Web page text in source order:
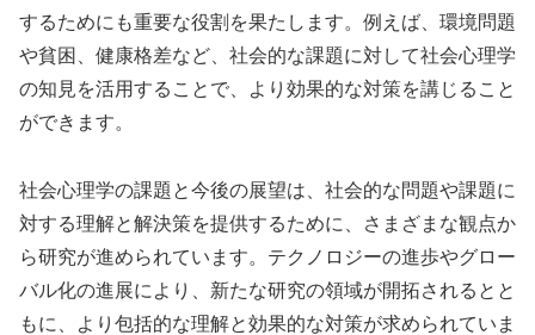
するためにも重要な役割を果たします。例えば、環境問題
や貧困、健康格差など、社会的な課題に対して社会心理学
の知見を活用することで、より効果的な対策を講じること
ができます。
社会心理学の課題と今後の展望は、社会的な問題や課題に
対する理解と解決策を提供するために、さまざまな観点か
ら研究が進められています。テクノロジーの進歩やグロー
バル化の進展により、新たな研究の領域が開拓されるとと
もに、より包括的な理解と効果的な対策が求められていま